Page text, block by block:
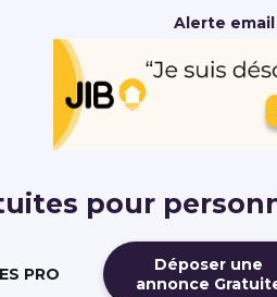
Alerte email
pour
PRO
Déposer une
annonce